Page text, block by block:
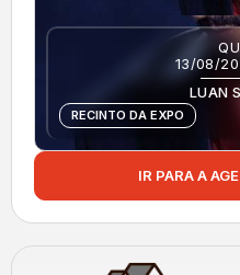
13/08/
LUAN
RECINTO DA EXPO
IR PARA A